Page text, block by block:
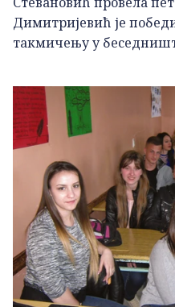
Димитријевић је
такмичењу у